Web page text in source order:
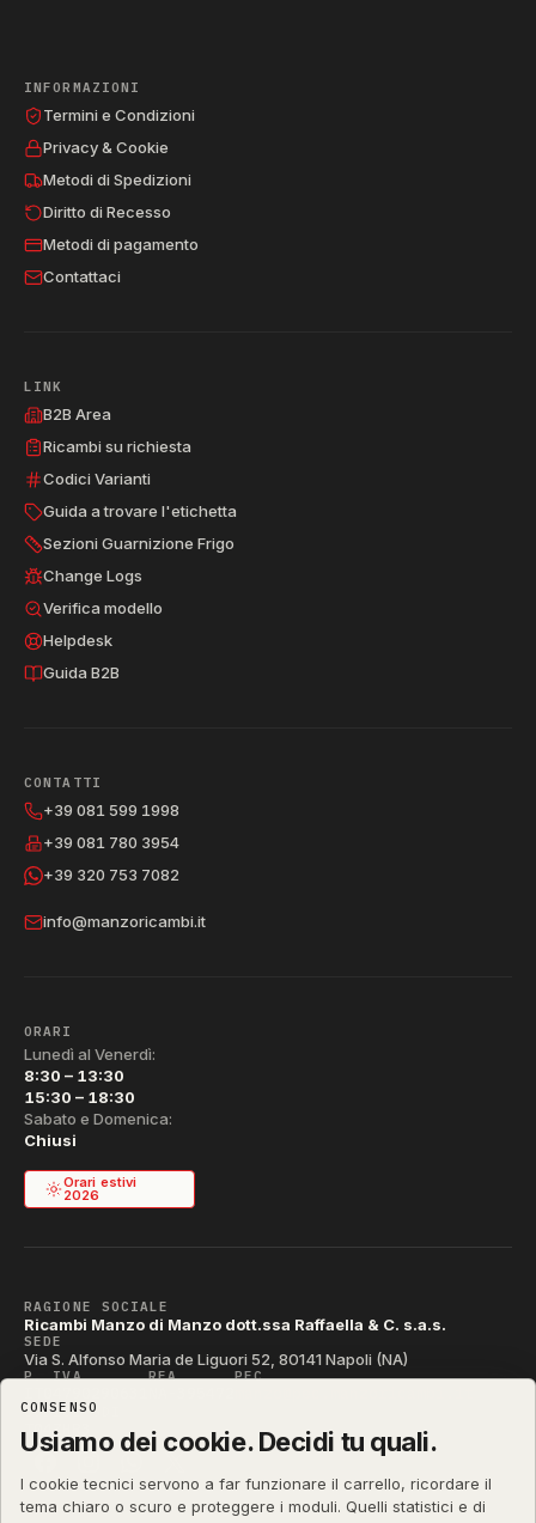
INFORMAZIONI
Termini e Condizioni
Privacy & Cookie
Metodi di Spedizioni
Diritto di Recesso
Metodi di pagamento
Contattaci
LINK
B2B Area
Ricambi su richiesta
Codici Varianti
Guida a trovare l'etichetta
Sezioni Guarnizione Frigo
Change Logs
Verifica modello
Helpdesk
Guida B2B
CONTATTI
+39 081 599 1998
+39 081 780 3954
+39 320 753 7082
info@manzoricambi.it
ORARI
Lunedì al Venerdì:
8:30 – 13:30
15:30 – 18:30
Sabato e Domenica:
Chiusi
Orari estivi
2026
RAGIONE SOCIALE
Ricambi Manzo di Manzo dott.ssa Raffaella & C. s.a.s.
SEDE
Via S. Alfonso Maria de Liguori 52, 80141 Napoli (NA)
P. IVA REA PEC
CODICE SDI
T04ZHR3
CONSENSO
Usiamo dei cookie. Decidi tu quali.
I cookie tecnici servono a far funzionare il carrello, ricordare il
tema chiaro o scuro e proteggere i moduli. Quelli statistici e di